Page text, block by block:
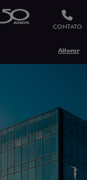
CONTATO
Alterar